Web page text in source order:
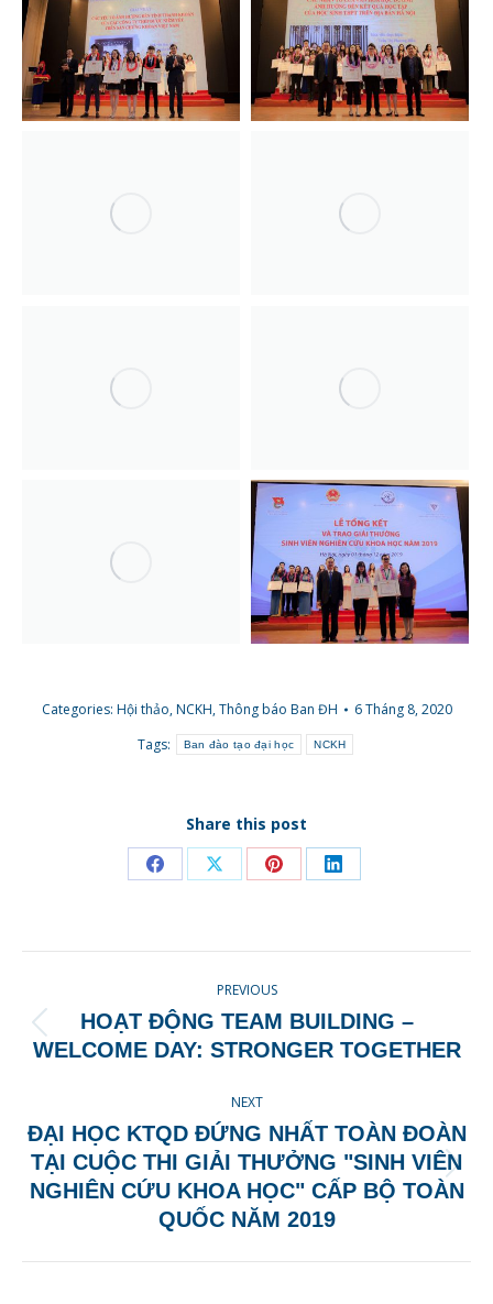
Categories: Hội thảo, NCKH,Thông báo Ban ĐH
6 Tháng 8, 2020
Tags:
Ban đào tạo đại học NCKH
Share this post
Share
Facebook
Share
X
Share
Pinterest
Share
LinkedIn
NAVIGATION
PREVIOUS
Previous
post:
HOẠT ĐỘNG TEAM BUILDING –
WELCOME DAY: STRONGER TOGETHER
NEXT
Next
post:
ĐẠI HỌC KTQD ĐỨNG NHẤT TOÀN ĐOÀN
TẠI CUỘC THI GIẢI THƯỞNG "SINH VIÊN
NGHIÊN CỨU KHOA HỌC" CẤP BỘ TOÀN
QUỐC NĂM 2019